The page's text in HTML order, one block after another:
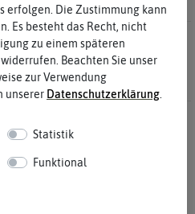
Kleinen
-50%
erfolgen. Die Zustimmung kann
Es besteht das Recht, nicht
zu einem späteren
Beachten Sie unser
zur Verwendung
unserer Daten­schutz­erklärung
Statistik
Funktional